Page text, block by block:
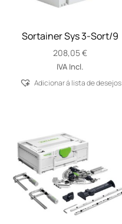
Sortainer Sys 3-Sort/9
208,05€
IVA Incl.
Adicionar á lista de desejos